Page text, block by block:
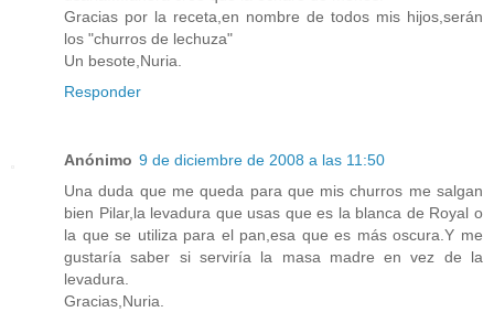
Gracias por la receta,en nombre de todos mis hijos,serán
los "churros de lechuza"
Un besote,Nuria.
Responder
Anónimo 9 de diciembre de 2008 a las 11:50
Una duda que me queda para que mis churros me salgan
bien Pilar,la levadura que usas que es la blanca de Royal o
la que se utiliza para el pan,esa que es más oscura.Y me
gustaría saber si serviría la masa madre en vez de la
levadura.
Gracias,Nuria.